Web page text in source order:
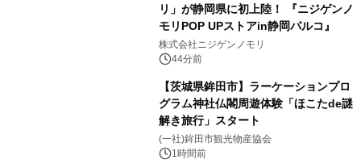
リ」が静岡県に初上陸！ 『ニジゲンノ
モリPOP UPストアin静岡パルコ』
株式会社ニジゲンノモリ
44分前
【茨城県鉾田市】ラーケーションプロ
グラム神社仏閣周遊体験「ほこたde謎
解き旅行」スタート
(一社)鉾田市観光物産協会
1時間前